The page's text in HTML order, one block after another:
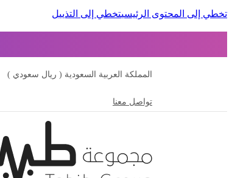
تخطي إلى المحتوى الرئيسيتخطي إلى التذييل
المملكة العربية السعودية ( ريال سعودي )
تواصل معنا